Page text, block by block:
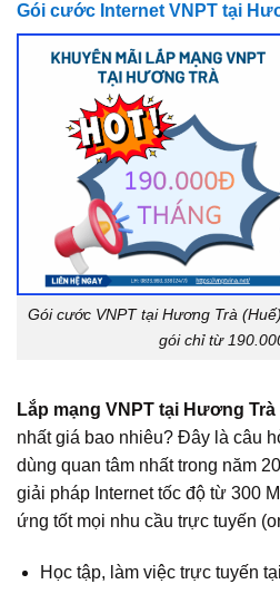
Gói cước Internet VNPT tại
Gói cước VNPT tại Hương Trà
gói chỉ từ
Lắp mạng VNPT tại Hương Trà
nhất giá bao nhiêu? Đây là câu
dùng quan tâm nhất trong năm
giải pháp Internet tốc độ từ 300
ứng tốt mọi nhu cầu trực tuyến
Học tập, làm việc trực tuyến